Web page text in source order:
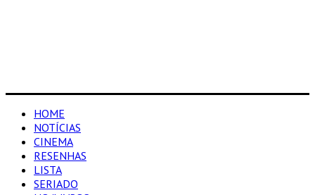
HOME
NOTÍCIAS
CINEMA
RESENHAS
LISTA
SERIADO